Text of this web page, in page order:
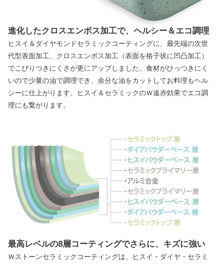
進化したクロスエンボス加工で、ヘルシー＆エコ調理
ヒスイ＆ダイヤモンドセラミックコーティングに、最先端の次世
代型表面加工、クロスエンボス加工（表面を格子状に凹凸加工）
でこびりつきにくさが更にアップしました。食材がひっつきにく
いので少量の油で調理でき、余分な油をカットしてお料理もヘル
シーに仕上がります。ヒスイ＆セラミックのＷ遠赤効果でエコ調
理にも繋がります。
最高レベルの8層コーティングでさらに、キズに強い
Ｗストーンセラミックコーティングは、ヒスイ・ダイヤ・セラミ